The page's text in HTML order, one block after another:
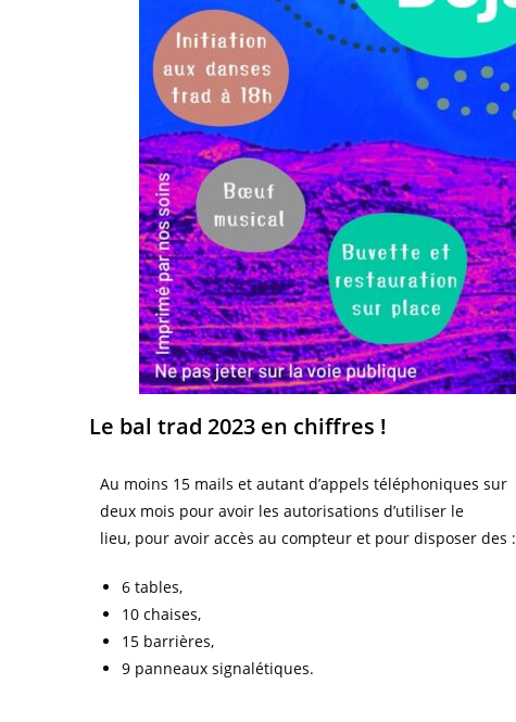
Le bal trad 2023 en chiffres !
Au moins 15 mails et autant d’appels téléphoniques sur
deux mois pour avoir les autorisations d’utiliser le
lieu, pour avoir accès au compteur et pour disposer des :
6 tables,
10 chaises,
15 barrières,
9 panneaux signalétiques.